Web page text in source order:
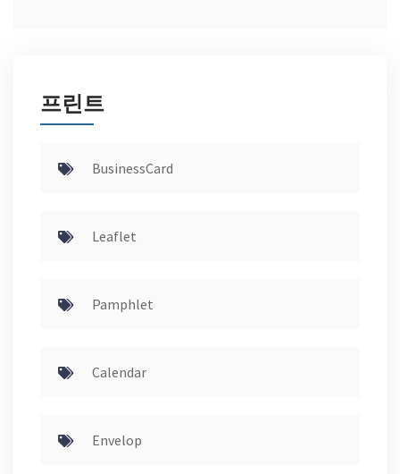
프린트
BusinessCard
Leaflet
Pamphlet
Calendar
Envelop